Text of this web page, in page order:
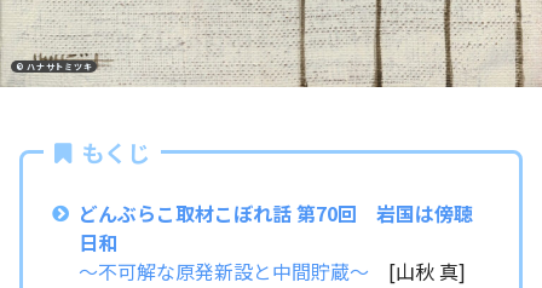
© ハナサトミツキ
もくじ
どんぶらこ取材こぼれ話 第70回 岩国は傍聴
日和
〜不可解な原発新設と中間貯蔵〜 [山秋 真]